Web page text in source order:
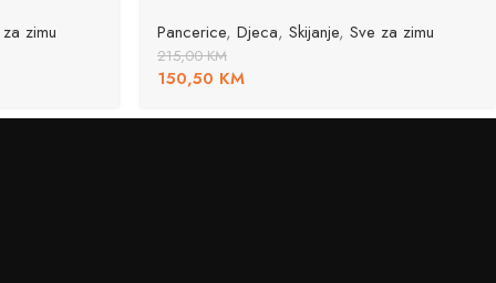
zimu
Pancerice, Djeca, Skijanje, Sve za zimu
215,00KM
150,50 KM